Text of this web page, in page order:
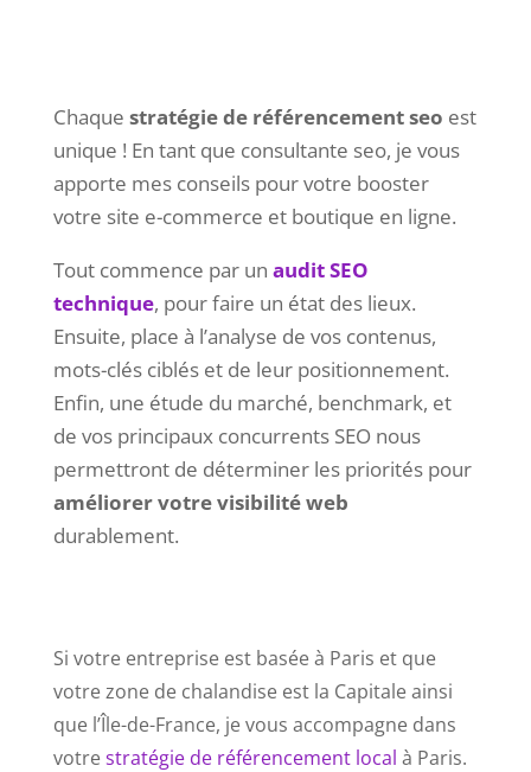
Chaque stratégie de référencement seo est
unique ! En tant que consultante seo, je vous
apporte mes conseils pour votre booster
votre site e-commerce et boutique en ligne.
Tout commence par un audit SEO
technique, pour faire un état des lieux.
Ensuite, place à l’analyse de vos contenus,
mots-clés ciblés et de leur positionnement.
Enfin, une étude du marché, benchmark, et
de vos principaux concurrents SEO nous
permettront de déterminer les priorités pour
améliorer votre visibilité web
durablement.
Si votre entreprise est basée à Paris et que
votre zone de chalandise est la Capitale ainsi
que l’Île-de-France, je vous accompagne dans
votrestratégie de référencement local à Paris.